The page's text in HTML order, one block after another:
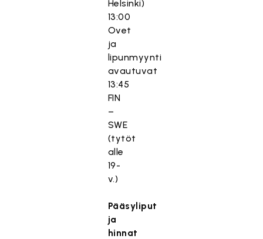
Helsinki)
13:00
Ovet
ja
lipunmyynti
avautuvat
13:45
FIN
–
SWE
(tytöt
alle
19-
v.)
Pääsyliput
ja
hinnat